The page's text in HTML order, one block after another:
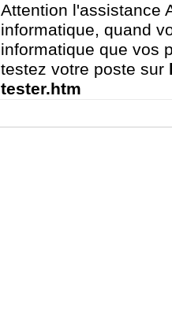
Attention l'assistance
informatique, quand
informatique que vos
testez votre poste sur
tester.htm